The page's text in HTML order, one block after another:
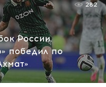
России.
победил по
282